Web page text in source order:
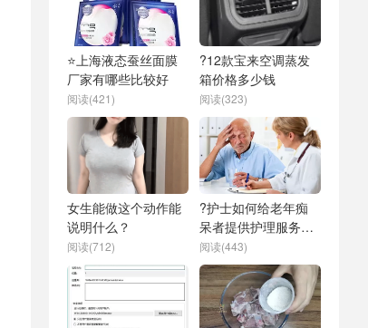
⭐上海液态蚕丝面膜
厂家有哪些比较好
阅读(421)
?12款宝来空调蒸发
箱价格多少钱
阅读(323)
女生能做这个动作能
说明什么？
阅读(712)
?护士如何给老年痴
呆者提供护理服务呢
吗？
阅读(443)